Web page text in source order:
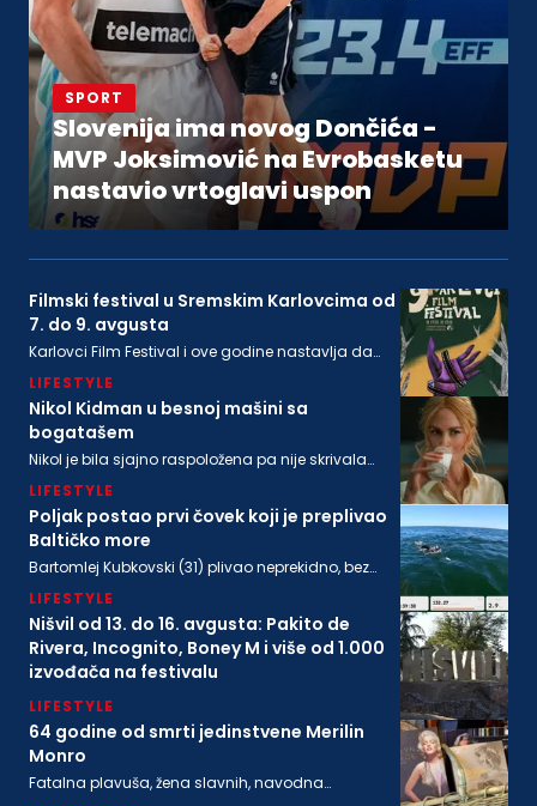
SPORT
Slovenija ima novog Dončića -
MVP Joksimović na Evrobasketu
nastavio vrtoglavi uspon
Filmski festival u Sremskim Karlovcima od
7. do 9. avgusta
Karlovci Film Festival i ove godine nastavlja da
savremenog autorskog izraza
LIFESTYLE
Nikol Kidman u besnoj mašini sa
bogatašem
Nikol je bila sjajno raspoložena pa nije skrivala
biznismenaMajkla Rajstina (55) koji se sve češće
viđa u društvu oskarovke
LIFESTYLE
Poljak postao prvi čovek koji je preplivao
Baltičko more
Bartomlej Kubkovski (31) plivao neprekidno, bez
Poljske
LIFESTYLE
Nišvil od 13. do 16. avgusta: Pakito de
Rivera, Incognito, Boney M i više od 1.000
izvođača na festivalu
LIFESTYLE
64 godine od smrti jedinstvene Merilin
Monro
Fatalna plavuša, žena slavnih, navodna